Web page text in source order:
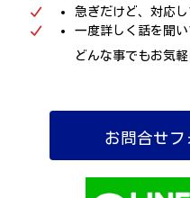
急ぎだけど、対応
一度詳しく話を聞
どんな事でもお気
お問合せフ